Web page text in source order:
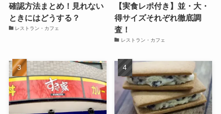
確認方法まとめ！見れない
ときにはどうする？
レストラン・カフェ
【実食レポ付き】並・大・
得サイズそれぞれ徹底調
査！
レストラン・カフェ